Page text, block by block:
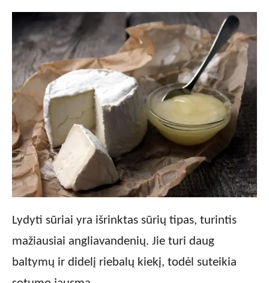
Lydyti sūriai yra išrinktas sūrių tipas, turintis
mažiausiai angliavandenių. Jie turi daug
baltymų ir didelį riebalų kiekį, todėl suteikia